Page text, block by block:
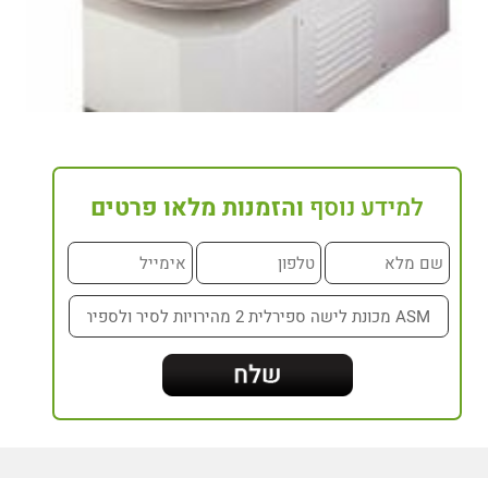
למידע נוסף והזמנות מלאו פרטים